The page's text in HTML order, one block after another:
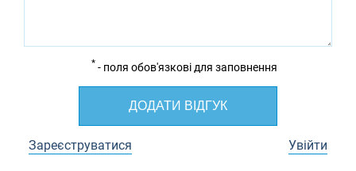
* - поля обов'язкові для заповнення
ДОДАТИ ВІДГУК
Зареєструватися Увійти